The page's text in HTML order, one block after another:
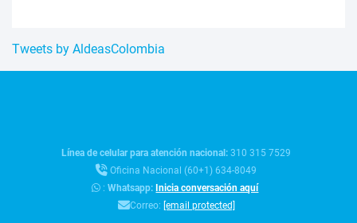
Tweets by AldeasColombia
Línea de celular para atención nacional:310 315 7529
Oficina Nacional (60+1) 634-8049
:Whatsapp:Inicia conversación aquí
Correo: [email protected]